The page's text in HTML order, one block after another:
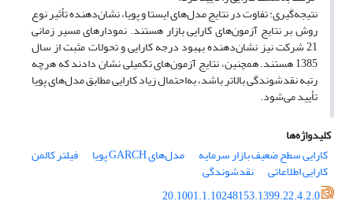
نتیجه‌گیری: تفاوت در نتایج مدل‌های ایستا و پویا، نشان‌دهنده‌ تأثیر نوع
روش بر نتایج آزمون‌های کارایی بازار هستند. نمودارهای مسیر زمانی
21 شرکت نیز نشان‌دهنده بهبود درجه‌ کارایی و تحولات مثبت از سال
1385 هستند. همچنین، نتایج آزمون‌های تکمیلی نشان دادند که هرچه
رتبه نقدشوندگی بالاتر باشد، به‌احتمال زیاد کارایی مطابق مدل‌های پویا
تأیید می‌شود.
کلیدواژه‌ها
کارایی سطح ضعیف بازار سرمایه
مدل‌های GARCH پویا فیلتر کالمن
کارایی اطلاعاتی
نقدشوندگی
20.1001.1.10248153.1399.22.4.2.0